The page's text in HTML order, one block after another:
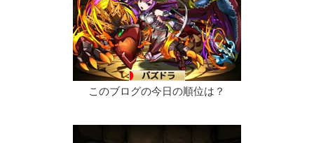
このブログの今日の順位は？